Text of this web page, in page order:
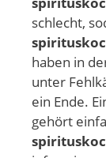
schlecht,
haben in
unter
ein Ende.
gehört